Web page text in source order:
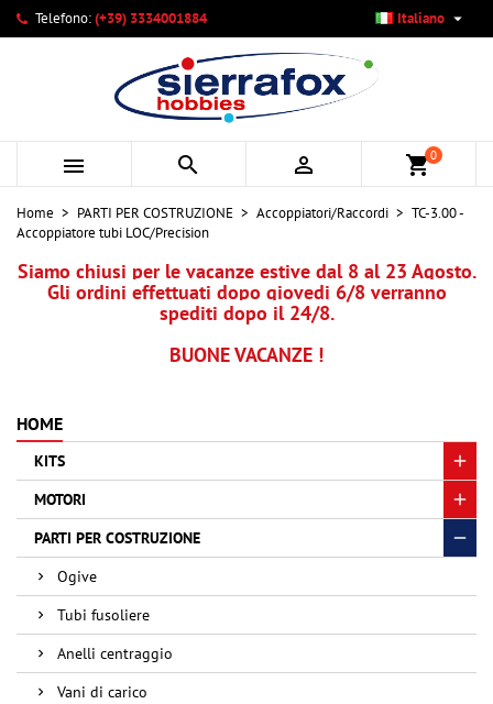
Telefono:(+39) 3334001884 Italiano 
   shopping_cart0
Home PARTI PER COSTRUZIONE Accoppiatori/Raccordi
TC-3.00 -
Accoppiatore tubi LOC/Precision
Siamo chiusi per le vacanze estive dal 8 al 23 Agosto.
Gli ordini effettuati dopo giovedi 6/8 verranno
spediti dopo il 24/8.
BUONE VACANZE !
HOME
KITS
MOTORI
PARTI PER COSTRUZIONE
Ogive
Tubi fusoliere
Anelli centraggio
Vani di carico
Le mie liste di desideri ×
Crea nuova lista
Crea lista dei desideri ×
Nome lista dei desideri
Annulla Crea lista dei desideri
Accedi ×
Devi avere effettuato l'accesso per salvare dei prodotti
nella tua lista dei desideri.
Annulla Accedi